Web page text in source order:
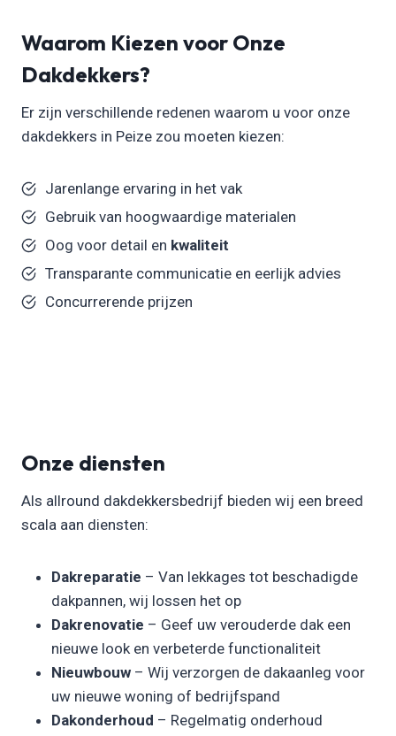
Waarom Kiezen voor Onze
Dakdekkers?
Er zijn verschillende redenen waarom u voor onze
dakdekkers in Peize zou moeten kiezen:
Jarenlange ervaring in het vak
Gebruik van hoogwaardige materialen
Oog voor detail en kwaliteit
Transparante communicatie en eerlijk advies
Concurrerende prijzen
Onze diensten
Als allround dakdekkersbedrijf bieden wij een breed
scala aan diensten:
Dakreparatie – Van lekkages tot beschadigde
dakpannen, wij lossen het op
Dakrenovatie – Geef uw verouderde dak een
nieuwe look en verbeterde functionaliteit
Nieuwbouw – Wij verzorgen de dakaanleg voor
uw nieuwe woning of bedrijfspand
Dakonderhoud – Regelmatig onderhoud